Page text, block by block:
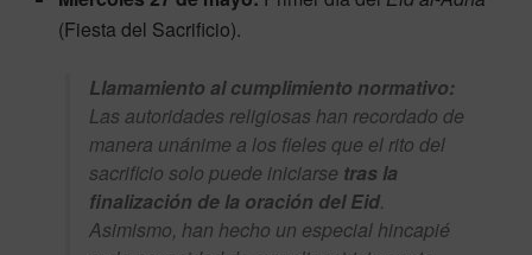
(Fiesta del Sacrificio).
Llamamiento al cumplimiento normativo:
Las autoridades religiosas han recordado de
manera unánime a los fieles que el rito del
sacrificio solo puede iniciarse tras la
finalización de la oración del Eid.
Asimismo, han hecho un especial hincapié